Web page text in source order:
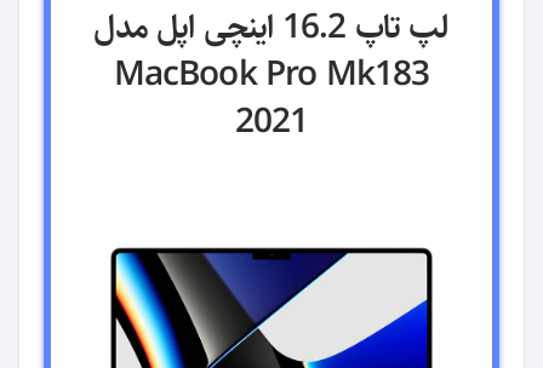
لپ تاپ 16.2 اینچی اپل مدل
MacBook Pro Mk183
2021